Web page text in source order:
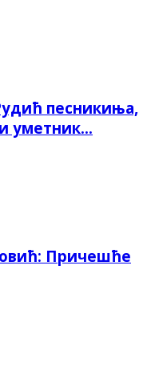
песникиња,
уметник...
Причешће